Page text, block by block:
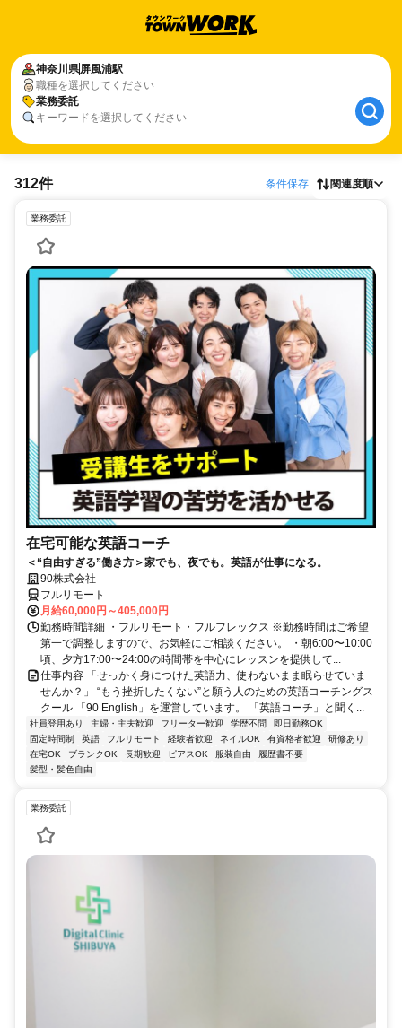
神奈川県屏風浦駅
職種を選択してください
業務委託
キーワードを選択してください
312件 条件保存 関連度順
業務委託
在宅可能な英語コーチ
＜“自由すぎる”働き方＞家でも、夜でも。英語が仕事になる。
90株式会社
フルリモート
月給60,000円～405,000円
勤務時間詳細 ・フルリモート・フルフレックス ※勤務時間はご希望
第一で調整しますので、お気軽にご相談ください。 ・朝6:00〜10:00
頃、夕方17:00〜24:00の時間帯を中心にレッスンを提供して...
仕事内容 「せっかく身につけた英語力、使わないまま眠らせていま
せんか？」 “もう挫折したくない”と願う人のための英語コーチングス
クール 「90 English」を運営しています。 「英語コーチ」と聞く...
社員登用あり 主婦・主夫歓迎 フリーター歓迎 学歴不問
即日勤務OK
固定時間制
英語 フルリモート 経験者歓迎 ネイルOK 有資格者歓迎
研修あり
在宅OK
ブランクOK 長期歓迎 ピアスOK 服装自由
履歴書不要
髪型・髪色自由
業務委託